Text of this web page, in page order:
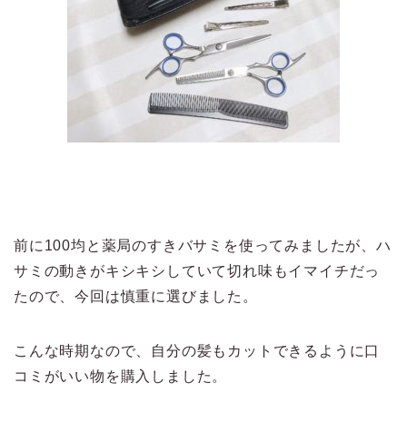
前に100均と薬局のすきバサミを使ってみましたが、ハ
サミの動きがキシキシしていて切れ味もイマイチだっ
たので、今回は慎重に選びました。
こんな時期なので、自分の髪もカットできるように口
コミがいい物を購入しました。